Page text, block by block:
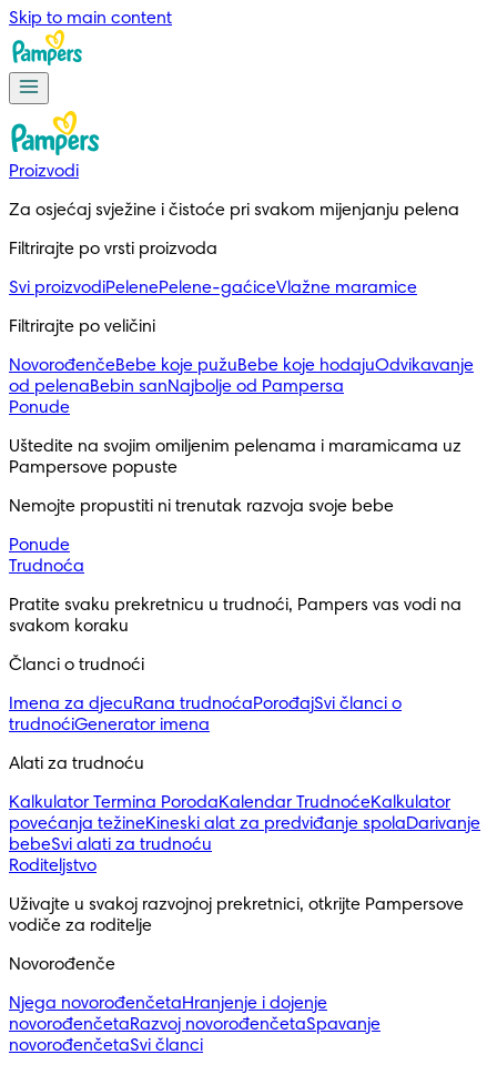
Skip to main content
Proizvodi
Za osjećaj svježine i čistoće pri svakom mijenjanju pelena
Filtrirajte po vrsti proizvoda
Svi proizvodiPelenePelene-gaćiceVlažne maramice
Filtrirajte po veličini
NovorođenčeBebe koje pužuBebe koje hodajuOdvikavanje
od pelenaBebin sanNajbolje od Pampersa
Ponude
Uštedite na svojim omiljenim pelenama i maramicama uz
Pampersove popuste
Nemojte propustiti ni trenutak razvoja svoje bebe
Ponude
Trudnoća
Pratite svaku prekretnicu u trudnoći, Pampers vas vodi na
svakom koraku
Članci o trudnoći
Imena za djecuRana trudnoćaPorođajSvi članci o
trudnoćiGenerator imena
Alati za trudnoću
Kalkulator Termina PorodaKalendar TrudnoćeKalkulator
povećanja težineKineski alat za predviđanje spolaDarivanje
bebeSvi alati za trudnoću
Roditeljstvo
Uživajte u svakoj razvojnoj prekretnici, otkrijte Pampersove
vodiče za roditelje
Novorođenče
Njega novorođenčetaHranjenje i dojenje
novorođenčetaRazvoj novorođenčetaSpavanje
novorođenčetaSvi članci